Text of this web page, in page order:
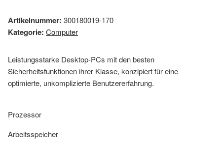
Artikelnummer: 300180019-170
Kategorie: Computer
Leistungsstarke Desktop-PCs mit den besten
Sicherheitsfunktionen ihrer Klasse, konzipiert für eine
optimierte, unkomplizierte Benutzererfahrung.
Prozessor
Arbeitsspeicher